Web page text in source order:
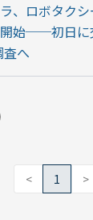
、ロボタク
始──初日に
査へ
< 1 >